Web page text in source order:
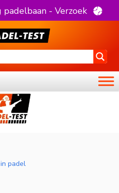
padelbaan - Verzoek
padel